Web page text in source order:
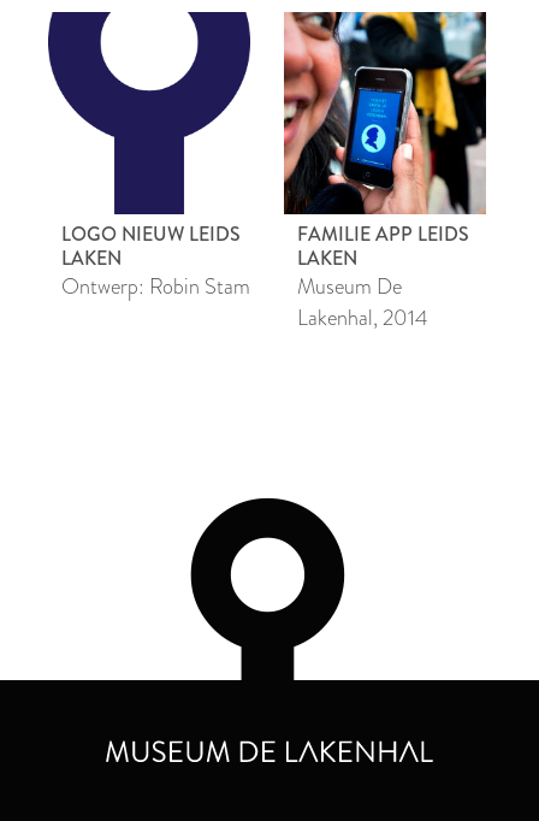
LOGO NIEUW LEIDS
LAKEN
Ontwerp: Robin Stam
FAMILIE APP LEIDS
LAKEN
Museum De
Lakenhal, 2014